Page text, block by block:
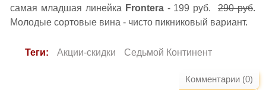
самая младшая линейка Frontera- 199 руб.290 руб.
Молодые сортовые вина - чисто пикниковый вариант.
Теги: Акции-скидки Седьмой Континент
Комментарии (0)